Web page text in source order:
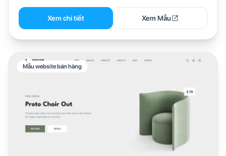
Xem chi tiết Xem Mẫu
Mẫu website bán hàng